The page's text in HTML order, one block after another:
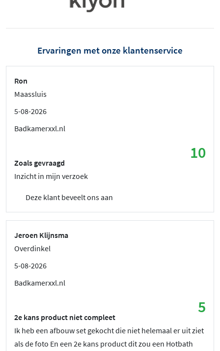
Ervaringen met onze klantenservice
Ron
Maassluis
5-08-2026
Badkamerxxl.nl
10
Zoals gevraagd
Inzicht in mijn verzoek
Deze klant beveelt ons aan
Jeroen Klijnsma
Overdinkel
5-08-2026
Badkamerxxl.nl
5
2e kans product niet compleet
Ik heb een afbouw set gekocht die niet helemaal er uit ziet
als de foto En een 2e kans product dit zou een Hotbath